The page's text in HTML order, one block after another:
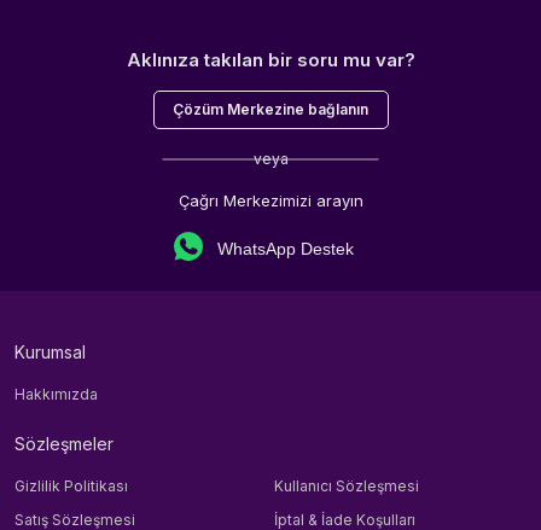
Aklınıza takılan bir soru mu var?
Çözüm Merkezine bağlanın
veya
Çağrı Merkezimizi arayın
WhatsApp Destek
Kurumsal
Hakkımızda
Sözleşmeler
Gizlilik Politikası
Kullanıcı Sözleşmesi
Satış Sözleşmesi
İptal & İade Koşulları